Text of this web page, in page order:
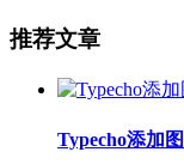
推荐文章
Typecho添加